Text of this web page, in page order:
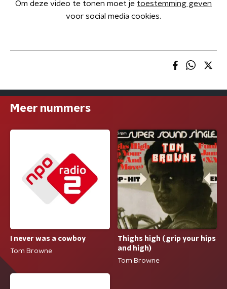
Om deze video te tonen moet je toestemming geven
voor social media cookies.
Meer nummers
I never was a cowboy
Tom Browne
Thighs high (grip your hips
and high)
Tom Browne